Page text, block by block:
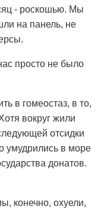
- роскошью. Мы
на панель, не
просто не было
в гомеостаз, в то,
вокруг жили
отсидки
умудрились в море
донатов.
конечно, охуели,